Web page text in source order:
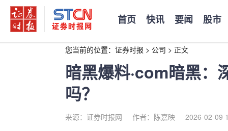
首页 快讯 要闻 股市
您当前的位置： 证券时报 > 公司 > 正文
暗黑爆料·com暗黑：
吗？
来源：证券时报网 作者：陈嘉映 2026-02-09